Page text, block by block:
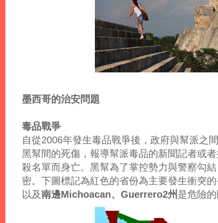
墨西哥的治安問題
毒品戰爭
自從2006年發生毒品戰爭後，政府與幫派之
黑幫間的死傷，報導幫派毒品的新聞記者或
殺名單而身亡。黑幫為了掌控勢力與警察勾
密。下圖標記為紅色的省份為主要發生衝突
以及南邊Michoacan、Guerrero2州是危險